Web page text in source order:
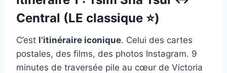
Central (LE classique ⭐)
C’est l’itinéraire iconique. Celui des cartes
postales, des films, des photos Instagram. 9
minutes de traversée pile au cœur de Victoria